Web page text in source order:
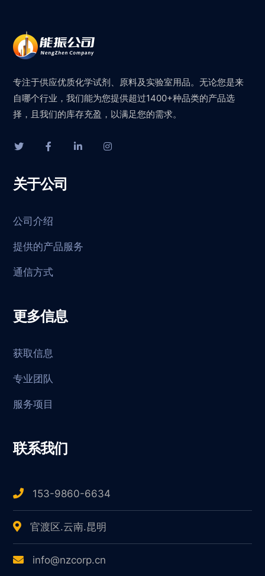
专注于供应优质化学试剂、原料及实验室用品。无论您是来
自哪个行业，我们能为您提供超过1400+种品类的产品选
择，且我们的库存充盈，以满足您的需求。
关于公司
公司介绍
提供的产品服务
通信方式
更多信息
获取信息
专业团队
服务项目
联系我们
153-9860-6634
官渡区.云南.昆明
info@nzcorp.cn